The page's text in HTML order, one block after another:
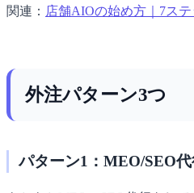
関連： 店舗AIOの始め方｜7ス
外注パターン3つ
パターン1：MEO/SEO代